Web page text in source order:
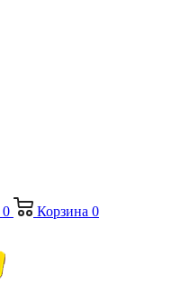
0 Корзина 0